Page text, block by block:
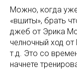
Можно, когда
«вшиты», брать
джеб от Эрика
челночный ход от
т.д. Это со
начнете